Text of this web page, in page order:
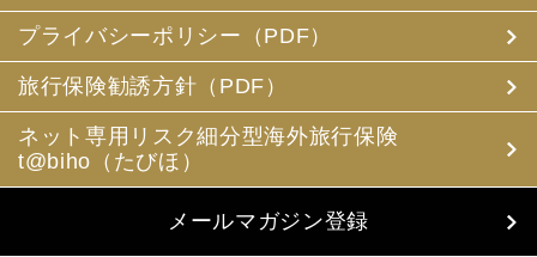
プライバシーポリシー（PDF）
旅行保険勧誘方針（PDF）
ネット専用リスク細分型海外旅行保険
t@biho（たびほ）
メールマガジン登録